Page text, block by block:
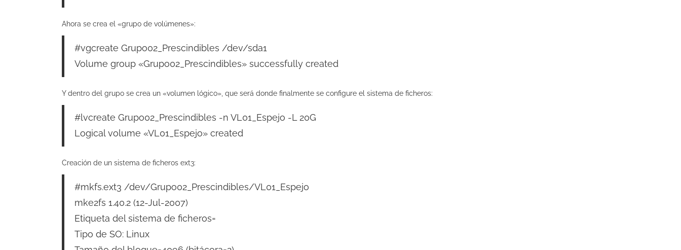
Ahora se crea el «grupo de volúmenes»:
#vgcreate Grupo02_Prescindibles /dev/sda1
Volume group «Grupo02_Prescindibles» successfully created
Y dentro del grupo se crea un «volumen lógico», que será donde finalmente se configure el sistema de ficheros:
#lvcreate Grupo02_Prescindibles -n VL01_Espejo -L 20G
Logical volume «VL01_Espejo» created
Creación de un sistema de ficheros ext3:
#mkfs.ext3 /dev/Grupo02_Prescindibles/VL01_Espejo
mke2fs 1.40.2 (12-Jul-2007)
Etiqueta del sistema de ficheros=
Tipo de SO: Linux